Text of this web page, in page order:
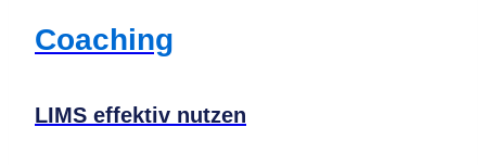
Coaching
LIMS effektiv nutzen